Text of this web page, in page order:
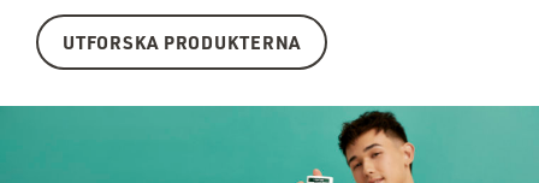
UTFORSKA PRODUKTERNA